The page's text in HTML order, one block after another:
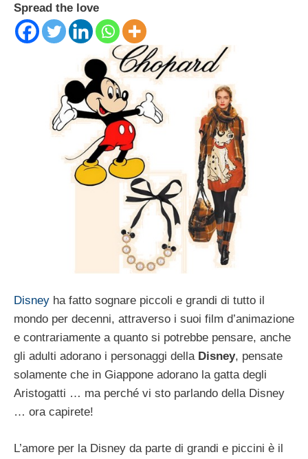
Spread the love
Disney ha fatto sognare piccoli e grandi di tutto il
mondo per decenni, attraverso i suoi film d’animazione
e contrariamente a quanto si potrebbe pensare, anche
gli adulti adorano i personaggi della Disney, pensate
solamente che in Giappone adorano la gatta degli
Aristogatti … ma perché vi sto parlando della Disney
… ora capirete!
L’amore per la Disney da parte di grandi e piccini è il